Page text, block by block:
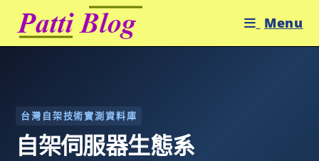
content
Menu
台灣自架技術實測資料庫
自架伺服器生態系